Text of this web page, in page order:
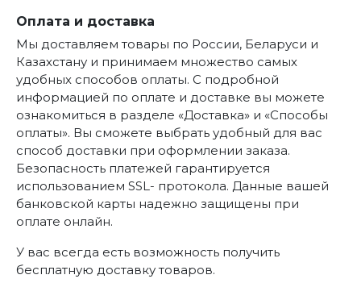
Оплата и доставка
Мы доставляем товары по России, Беларуси и
Казахстану и принимаем множество самых
удобных способов оплаты. С подробной
информацией по оплате и доставке вы можете
ознакомиться в разделе «Доставка» и «Способы
оплаты». Вы сможете выбрать удобный для вас
способ доставки при оформлении заказа.
Безопасность платежей гарантируется
использованием SSL- протокола. Данные вашей
банковской карты надежно защищены при
оплате онлайн.
У вас всегда есть возможность получить
бесплатную доставку товаров.